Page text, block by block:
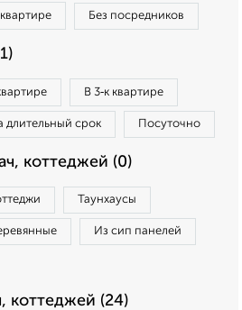
квартире Без посредников
В 3‑к квартире
длительный срок Посуточно
коттеджей (0)
Таунхаусы
Из сип панелей
коттеджей (24)